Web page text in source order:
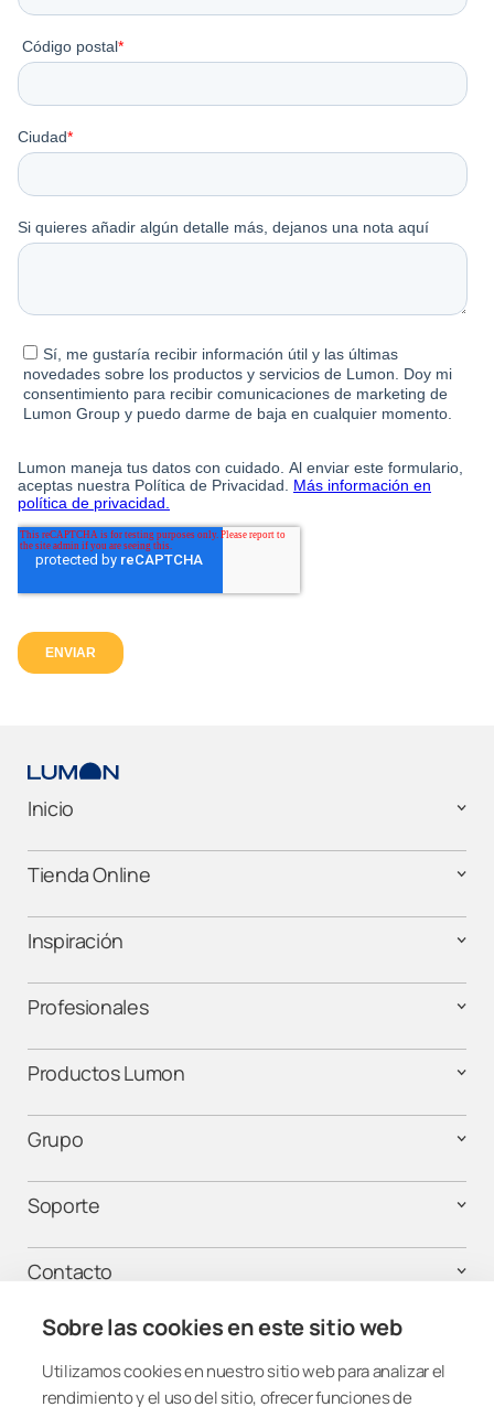
Sobre las cookies en este sitio web
Utilizamos cookies en nuestro sitio web para analizar el
rendimiento y el uso del sitio, ofrecer funciones de
Inicio
Tienda Online
Inspiración
Profesionales
Productos Lumon
Grupo
Soporte
Contacto
¡Mantente conectado!